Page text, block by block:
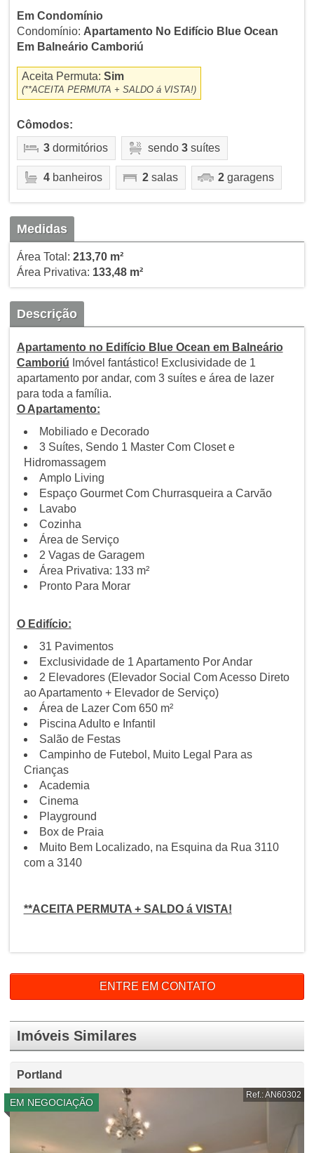
Em Condomínio
Condomínio: Apartamento No Edifício Blue Ocean
Em Balneário Camboriú
Aceita Permuta: Sim
(**ACEITA PERMUTA + SALDO á VISTA!)
Cômodos:
3dormitórios sendo 3suítes
4banheiros 2salas 2garagens
Medidas
Área Total: 213,70 m²
Área Privativa: 133,48 m²
Descrição
Apartamento no Edifício Blue Ocean em Balneário
Camboriú Imóvel fantástico! Exclusividade de 1
apartamento por andar, com 3 suítes e área de lazer
para toda a família.
O Apartamento:
Mobiliado e Decorado
3 Suítes, Sendo 1 Master Com Closet e
Hidromassagem
Amplo Living
Espaço Gourmet Com Churrasqueira a Carvão
Lavabo
Cozinha
Área de Serviço
2 Vagas de Garagem
Área Privativa: 133 m²
Pronto Para Morar
O Edifício:
31 Pavimentos
Exclusividade de 1 Apartamento Por Andar
2 Elevadores (Elevador Social Com Acesso Direto
ao Apartamento + Elevador de Serviço)
Área de Lazer Com 650 m²
Piscina Adulto e Infantil
Salão de Festas
Campinho de Futebol, Muito Legal Para as
Crianças
Academia
Cinema
Playground
Box de Praia
Muito Bem Localizado, na Esquina da Rua 3110
com a 3140
**ACEITA PERMUTA + SALDO á VISTA!
ENTRE EM CONTATO
Imóveis Similares
Portland
EM NEGOCIAÇÃO
Ref.: AN60302